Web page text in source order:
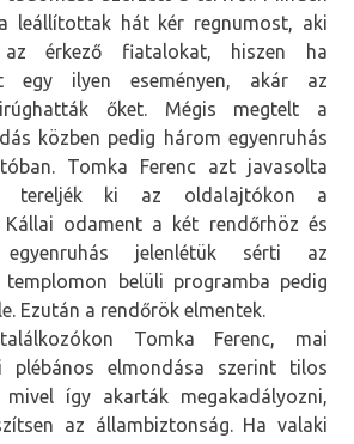
leállítottak hát kér regnumost, aki
az érkező fiatalokat, hiszen ha
egy ilyen eseményen, akár az
őket. Mégis megtelt a
közben pedig három egyenruhás
Tomka Ferenc azt javasolta
tereljék ki az oldalajtókon a
Kállai odament a két rendőrhöz és
jelenlétük sérti az
belüli programba pedig
Ezután a rendőrök elmentek.
Tomka Ferenc, mai
plébános elmondása szerint tilos
így akarták megakadályozni,
az állambiztonság. Ha valaki